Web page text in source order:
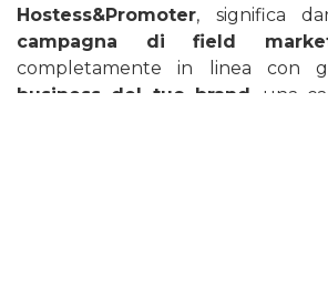
Hostess&Promoter, significa
campagna di field
completamente in linea con
business del tuo brand , una